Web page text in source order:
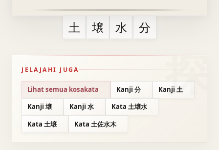
土 壌 水 分
JELAJAHI JUGA
Lihat semua kosakata Kanji 分
Kanji 土
Kanji 壌
Kanji 水
Kata 土壌水
Kata 土壌
Kata 土佐水木